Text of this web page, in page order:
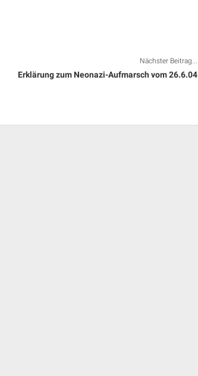
Nächster Beitrag...
Erklärung zum Neonazi-Aufmarsch vom 26.6.04